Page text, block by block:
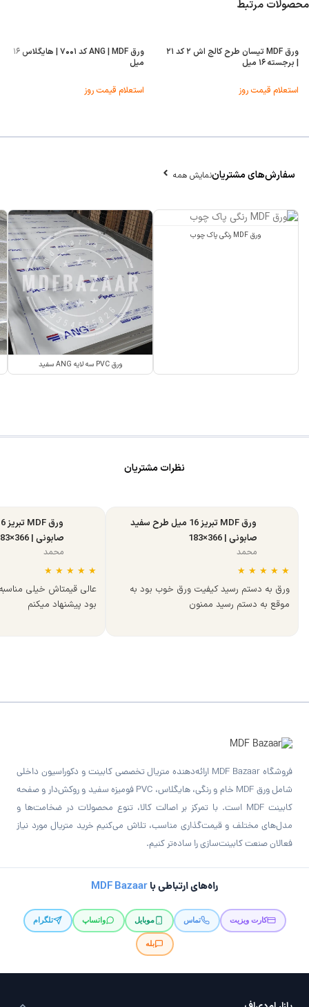
محصولات مرتبط
ورق MDF تیسان طرح کالج اش ۲ کد ۲۱
| برجسته ۱۶ میل
استعلام قیمت روز
ورق ANG | MDF کد ۷۰۰۱ | هایگلاس ۱۶
میل
استعلام قیمت روز
سفارش‌های مشتریاننمایش همه
ورق MDF رنگی پاک چوب
ورق PVC سه لایه ANG سفید
نظرات مشتریان
ورق MDF تبریز 16 میل طرح سفید
صابونی | 366×183
محمد
★
★
★
★
★
ورق به دستم رسید کیفیت ورق خوب بود به
موقع به دستم رسید ممنون
صابونی | 366×183
محمد
★
★
★
★
★
عالی قیمتاش خیلی
بود پیشنهاد میکنم
فروشگاه MDF Bazaar ارائه‌دهنده متریال تخصصی کابینت و دکوراسیون داخلی
شامل ورق MDF خام و رنگی، هایگلاس، PVC فومیزه سفید و روکش‌دار و صفحه
کابینت MDF است. با تمرکز بر اصالت کالا، تنوع محصولات در ضخامت‌ها و
مدل‌های مختلف و قیمت‌گذاری مناسب، تلاش می‌کنیم خرید متریال مورد نیاز
فعالان صنعت کابینت‌سازی را ساده‌تر کنیم.
راه‌های ارتباطی باMDF Bazaar
کارت ویزیت تماس موبایل واتساپ تلگرام
بله